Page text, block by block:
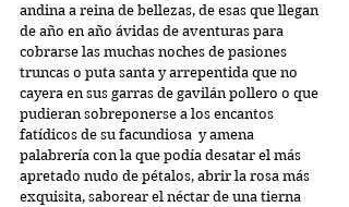
andina a reina de bellezas, de esas que llegan
de año en año ávidas de aventuras para
cobrarse las muchas noches de pasiones
truncas o puta santa y arrepentida que no
cayera en sus garras de gavilán pollero o que
pudieran sobreponerse a los encantos
fatídicos de su facundiosa  y amena
palabrería con la que podía desatar el más
apretado nudo de pétalos, abrir la rosa más
exquisita, saborear el néctar de una tierna